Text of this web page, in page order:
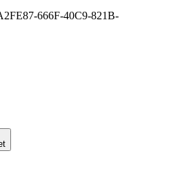
666F-40C9-821B-